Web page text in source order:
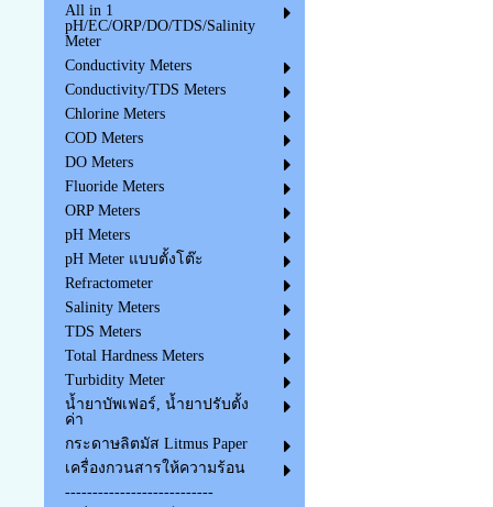
All in 1
pH/EC/ORP/DO/TDS/Salinity
Meter
Conductivity Meters
Conductivity/TDS Meters
Chlorine Meters
COD Meters
DO Meters
Fluoride Meters
ORP Meters
pH Meters
pH Meter แบบตั้งโต๊ะ
Refractometer
Salinity Meters
TDS Meters
Total Hardness Meters
Turbidity Meter
น้ำยาบัพเฟอร์, น้ำยาปรับตั้ง
ค่า
กระดาษลิตมัส Litmus Paper
เครื่องกวนสารให้ความร้อน
---------------------------